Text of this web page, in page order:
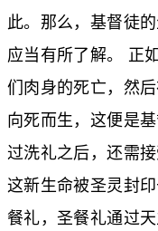
此。那么，基督徒
应当有所了解。 正
们肉身的死亡，然
向死而生，这便是
过洗礼之后，还需
这新生命被圣灵封
餐礼，圣餐礼通过